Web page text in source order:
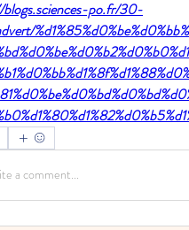
po.fr/30-
a comment...